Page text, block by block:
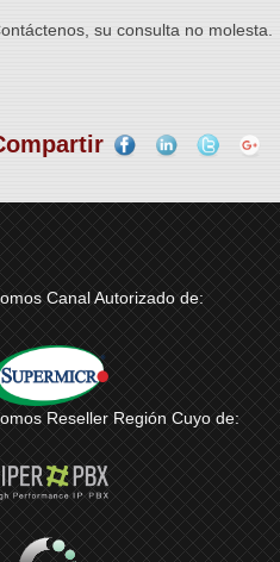
su consulta no molesta.
Canal Autorizado de:
Reseller Región Cuyo de: